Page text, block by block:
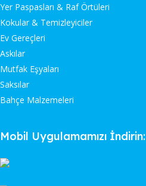
Yer Paspasları & Raf Örtüleri
Kokular & Temizleyiciler
Ev Gereçleri
Askılar
Mutfak Eşyaları
Saksılar
Bahçe Malzemeleri
Mobil Uygulamamızı İndirin: